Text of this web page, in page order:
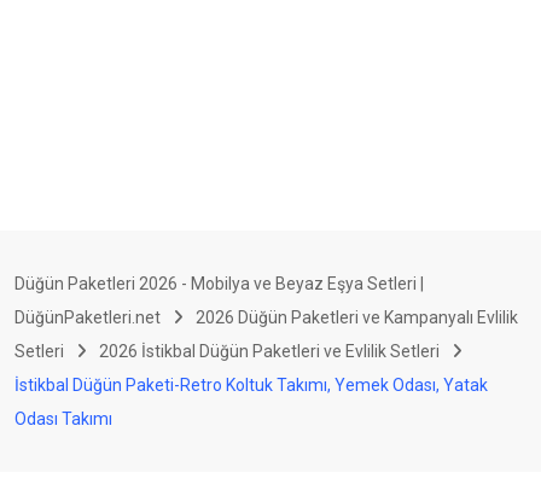
Düğün Paketleri 2026 - Mobilya ve Beyaz Eşya Setleri |
DüğünPaketleri.net
2026 Düğün Paketleri ve Kampanyalı Evlilik
Setleri
2026 İstikbal Düğün Paketleri ve Evlilik Setleri
İstikbal Düğün Paketi-Retro Koltuk Takımı, Yemek Odası, Yatak
Odası Takımı